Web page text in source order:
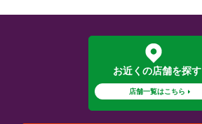
お近くの店舗を探す
店舗一覧はこちら